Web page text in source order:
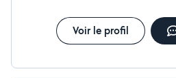
Voir le profil